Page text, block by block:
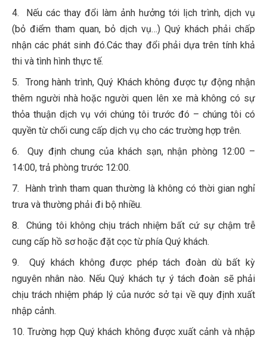
4. Nếu các thay đổi làm ảnh hưởng tới lịch trình, dịch vụ
(bỏ điểm tham quan, bỏ dịch vụ…) Quý khách phải chấp
nhận các phát sinh đó.Các thay đổi phải dựa trên tính khả
thi và tình hình thực tế.
5. Trong hành trình, Quý Khách không được tự động nhận
thêm người nhà hoặc người quen lên xe mà không có sự
thỏa thuận dịch vụ với chúng tôi trước đó – chúng tôi có
quyền từ chối cung cấp dịch vụ cho các trường hợp trên.
6. Quy định chung của khách sạn, nhận phòng 12:00 –
14:00, trả phòng trước 12:00.
7. Hành trình tham quan thường là không có thời gian nghỉ
trưa và thường phải đi bộ nhiều.
8. Chúng tôi không chịu trách nhiệm bất cứ sự chậm trễ
cung cấp hồ sơ hoặc đặt cọc từ phía Quý khách.
9. Quý khách không được phép tách đoàn dù bất kỳ
nguyên nhân nào. Nếu Quý khách tự ý tách đoàn sẽ phải
chịu trách nhiệm pháp lý của nước sở tại về quy định xuất
nhập cảnh.
10. Trường hợp Quý khách không được xuất cảnh và nhập